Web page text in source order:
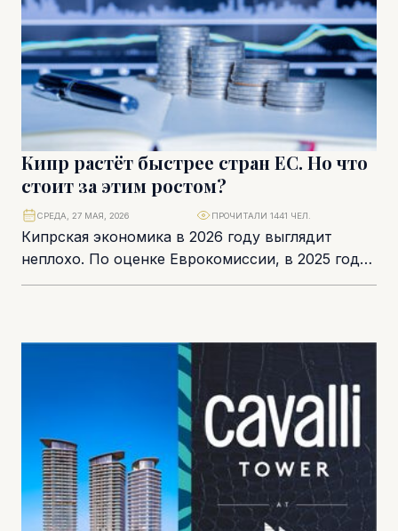
Кипр растёт быстрее стран ЕС. Но что
стоит за этим ростом?
Кипрская экономика в 2026 году выглядит
неплохо. По оценке Еврокомиссии, в 2025 году
ВВП страны вырос на 3,8%, а в...
СРЕДА, 27 МАЯ, 2026 ПРОЧИТАЛИ 1441 ЧЕЛ.